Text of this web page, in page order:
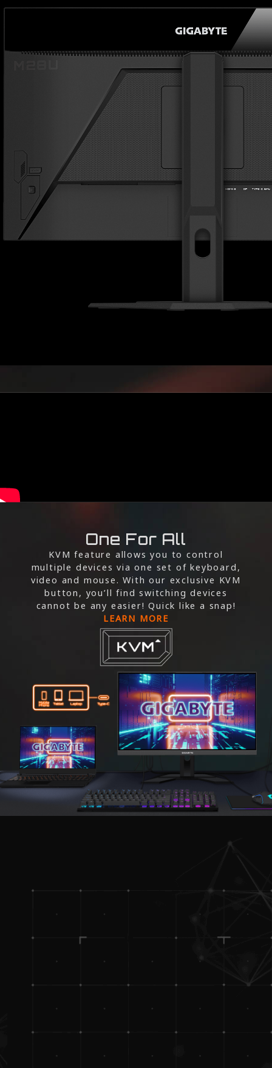
One For All
KVM feature allows you to control
multiple devices via one set of keyboard,
video and mouse. With our exclusive KVM
button, you’ll find switching devices
cannot be any easier! Quick like a snap!
LEARN MORE